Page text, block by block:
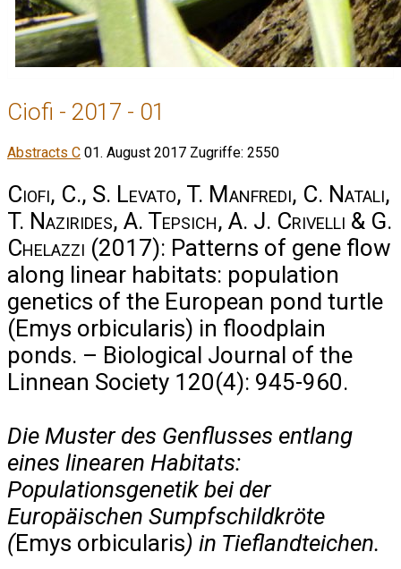
Ciofi - 2017 - 01
Abstracts C 01. August 2017 Zugriffe: 2550
Ciofi, C., S. Levato, T. Manfredi, C. Natali,
T. Nazirides, A. Tepsich, A. J. Crivelli & G.
Chelazzi (2017): Patterns of gene flow
along linear habitats: population
genetics of the European pond turtle
(Emys orbicularis) in floodplain
ponds. – Biological Journal of the
Linnean Society 120(4): 945-960.
Die Muster des Genflusses entlang
eines linearen Habitats:
Populationsgenetik bei der
Europäischen Sumpfschildkröte
(Emys orbicularis) in Tieflandteichen.